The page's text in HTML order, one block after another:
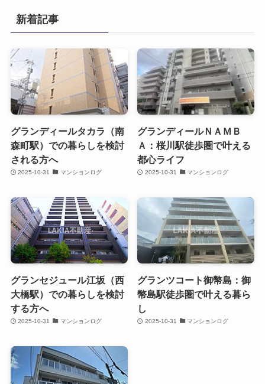
新着記事
グランディールタカラ（南
森町駅）での暮らしを検討
される方へ
2025-10-31 マンションログ
グランディールＮＡＭＢ
Ａ：桜川駅徒歩圏で叶える
都心ライフ
2025-10-31 マンションログ
グランセジュール江坂（西
大橋駅）での暮らしを検討
する方へ
2025-10-31 マンションログ
グランツコート御幣島：御
幣島駅徒歩圏で叶える暮ら
し
2025-10-31 マンションログ